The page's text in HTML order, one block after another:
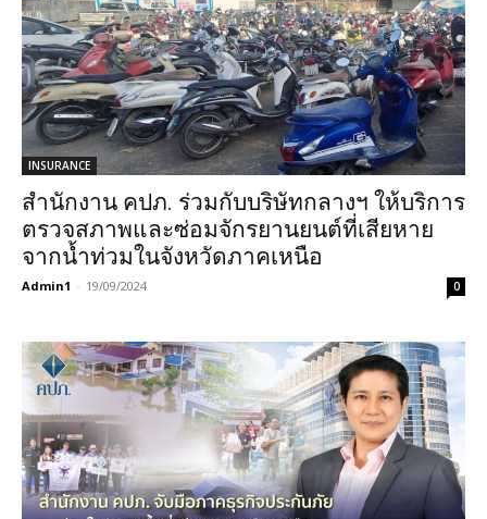
INSURANCE
สำนักงาน คปภ. ร่วมกับบริษัทกลางฯ ให้บริการ
ตรวจสภาพและซ่อมจักรยานยนต์ที่เสียหาย
จากน้ำท่วมในจังหวัดภาคเหนือ
Admin1 - 19/09/2024 0